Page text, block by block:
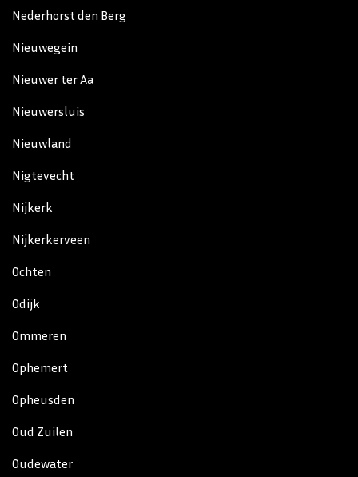
Nederhorst den Berg
Nieuwegein
Nieuwer ter Aa
Nieuwersluis
Nieuwland
Nigtevecht
Nijkerk
Nijkerkerveen
Ochten
Odijk
Ommeren
Ophemert
Opheusden
Oud Zuilen
Oudewater